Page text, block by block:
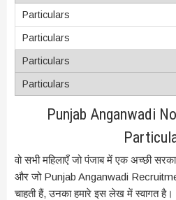
Punjab Anganwadi
वो सभी महिलाएँ जो पंजाब में एक अच्छी
और जो Punjab Anganwadi
चाहती हैं, उनका हमारे इस लेख में स्वागत